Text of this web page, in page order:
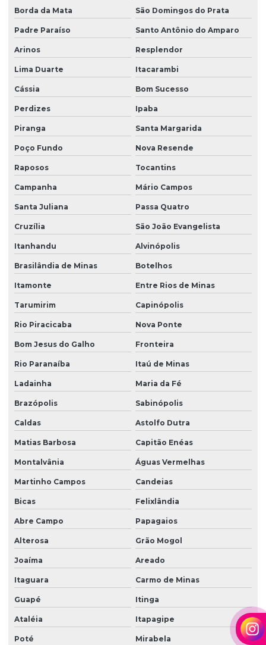
Borda da Mata São Domingos do Prata
Padre Paraíso Santo Antônio do Amparo
Arinos Resplendor
Lima Duarte Itacarambi
Cássia Bom Sucesso
Perdizes Ipaba
Piranga Santa Margarida
Poço Fundo Nova Resende
Raposos Tocantins
Campanha Mário Campos
Santa Juliana Passa Quatro
Cruzília São João Evangelista
Itanhandu Alvinópolis
Brasilândia de Minas Botelhos
Itamonte Entre Rios de Minas
Tarumirim Capinópolis
Rio Piracicaba Nova Ponte
Bom Jesus do Galho Fronteira
Rio Paranaíba Itaú de Minas
Ladainha Maria da Fé
Brazópolis Sabinópolis
Caldas Astolfo Dutra
Matias Barbosa Capitão Enéas
Montalvânia Águas Vermelhas
Martinho Campos Candeias
Bicas Felixlândia
Abre Campo Papagaios
Alterosa Grão Mogol
Joaíma Areado
Itaguara Carmo de Minas
Guapé Itinga
Ataléia Itapagipe
Poté Mirabela